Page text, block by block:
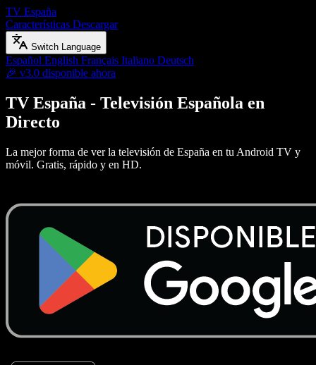
TV España
Características Descargar
Switch Language
Español English Français Italiano Deutsch
🎉 v3.0 disponible ahora
TV España - Televisión Española en
Directo
La mejor forma de ver la televisión de España en tu Android TV y
móvil. Gratis, rápido y en HD.